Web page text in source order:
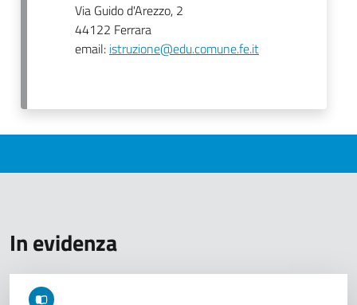
Via Guido d'Arezzo, 2
44122 Ferrara
email: istruzione@edu.comune.fe.it
In evidenza